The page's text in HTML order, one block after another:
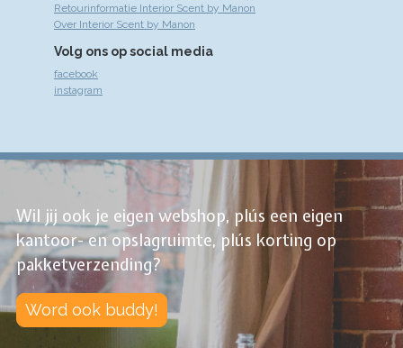
Retourinformatie Interior Scent by Manon
Over Interior Scent by Manon
Volg ons op social media
facebook
instagram
Wil jij ook je eigen webshop, plús een eigen
kantoor- en opslagruimte, plús korting op
pakketverzending?
Word ook buddy!